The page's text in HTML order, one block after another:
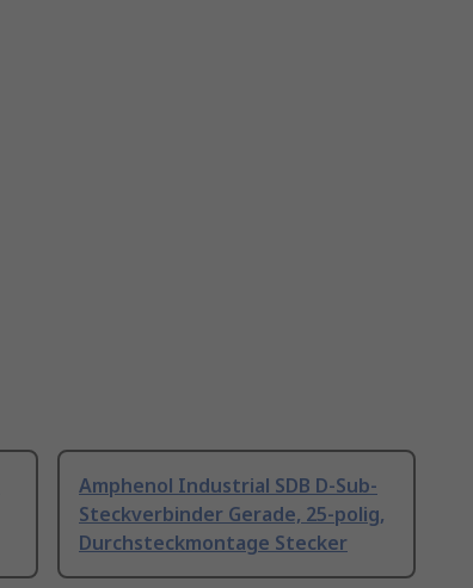
Amphenol Industrial SDB D-Sub-
Steckverbinder Gerade, 25-polig,
Durchsteckmontage Stecker